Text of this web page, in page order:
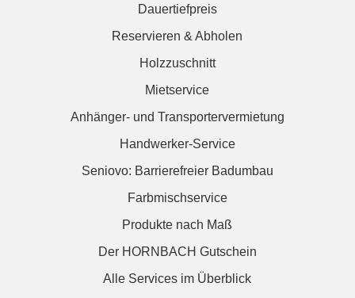
Dauertiefpreis
Reservieren & Abholen
Holzzuschnitt
Mietservice
Anhänger- und Transportervermietung
Handwerker-Service
Seniovo: Barrierefreier Badumbau
Farbmischservice
Produkte nach Maß
Der HORNBACH Gutschein
Alle Services im Überblick